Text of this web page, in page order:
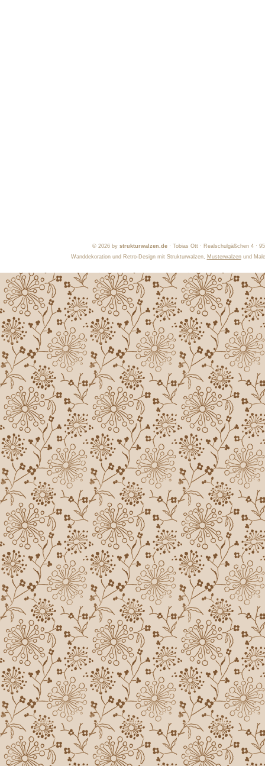
© 2026 by strukturwalzen.de · Tobias Ott · Realschulgäßchen 4 ·
Wanddekoration und Retro-Design mit Strukturwalzen,
Musterwalzenund